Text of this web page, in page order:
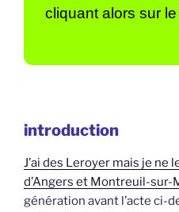
cliquant alors sur
introduction
J’ai des Leroyer mais je ne
d’Angers et Montreuil-sur-
génération avant l’acte ci-